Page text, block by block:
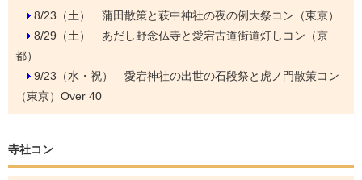
8/23（土） 蒲田散策と萩中神社の夜の例大祭コン（東京）
8/29（土） あだし野念仏寺と愛宕古道街道灯しコン（京
都）
9/23（水・祝） 愛宕神社の出世の石段祭と虎ノ門散策コン
（東京）Over 40
寺社コン